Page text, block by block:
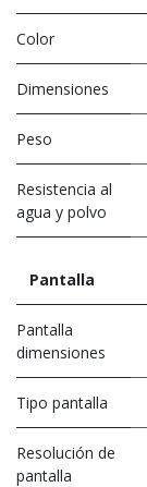
Color
Dimensiones
Peso
Resistencia al
agua y polvo
Pantalla
Pantalla
dimensiones
Tipo pantalla
Resolución de
pantalla